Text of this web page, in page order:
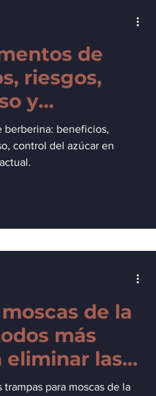
de
riesgos,
y
berberina: beneficios,
control del azúcar en
de la
más
eliminar las
en
para moscas de la